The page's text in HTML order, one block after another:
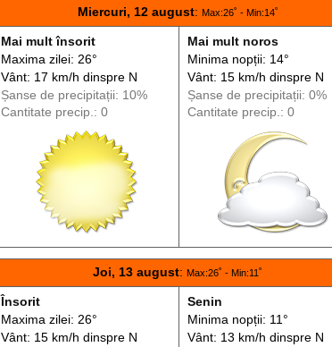
Miercuri, 12 august: Max:26˚ - Min:14˚
Mai mult însorit
Maxima zilei: 26°
Vânt: 17 km/h dinspreN
Șanse de precipitații: 10%
Cantitate precip.: 0
Mai mult noros
Minima nopții: 14°
Vânt: 15 km/h dinspreN
Șanse de precipitații: 0%
Cantitate precip.: 0
Joi, 13 august:Max:26˚ - Min:11˚
Însorit
Maxima zilei: 26°
Vânt: 15 km/h dinspreN
Senin
Minima nopții: 11°
Vânt: 13 km/h dinspreN